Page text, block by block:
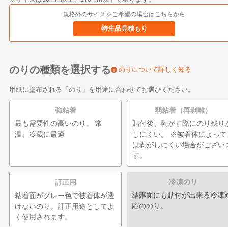
規格外のサイズを ご希望の場合はこちらから
特注品見積もり
のりの種類を選択する のりについて詳しく知る
用紙に塗布される「のり」を用途に合わせてお選びください。
強粘着
最も需要性の高いのり。 常
温、冷蔵に最適
弱粘着（再剥離）
貼付後、剥がす際にのり残り
しにくい。 ※被着体によって
は剥がしにくい場合がござい
す。
訂正用
粘着面がグレー色で被着体が透
けないのり。訂正用途としてよ
く使用されます。
冷凍のり
結露面にも貼付が出来る冷凍
応ののり。